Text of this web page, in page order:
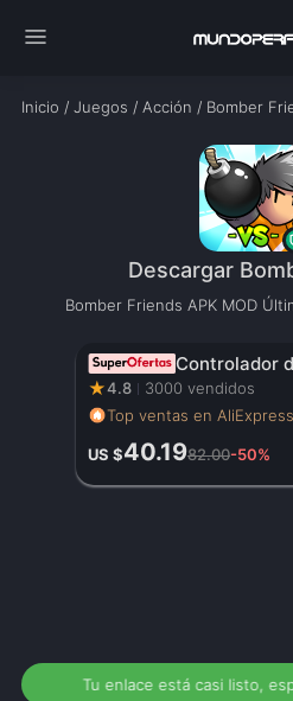
menu
Inicio / Juegos / Acción / Bomber
Descargar
Bomber Friends APK MOD
★4.8
3000 vendidos
Top ventas en AliExpress
US $40.1982.00-50%
Tu enlace está casi listo,